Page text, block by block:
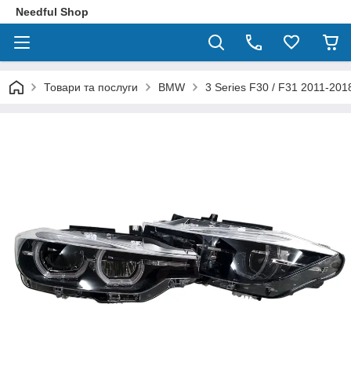
Needful Shop
Товари та послуги BMW 3 Series F30 / F31 2011-